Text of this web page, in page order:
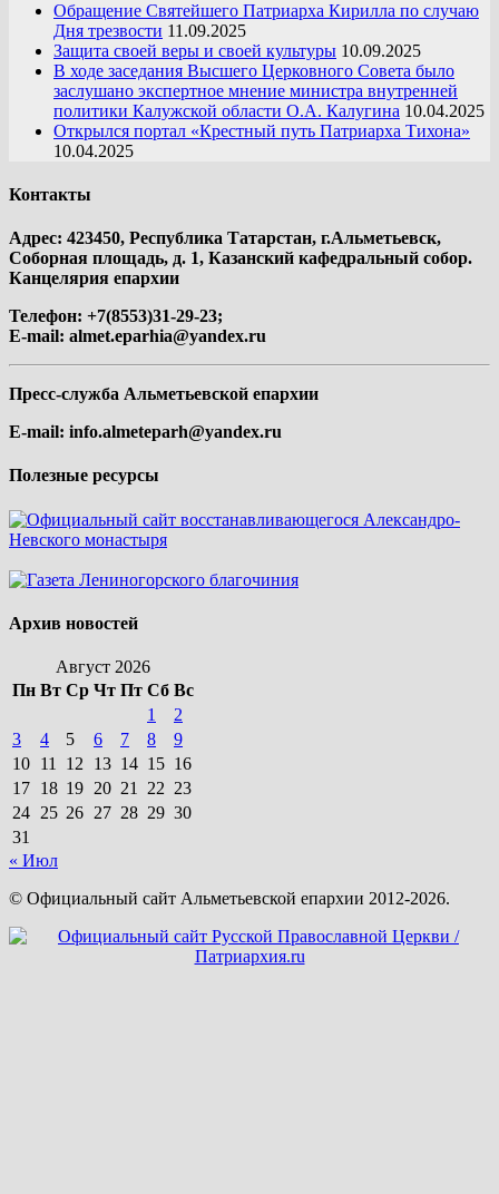
Обращение Святейшего Патриарха Кирилла по случаю
Дня трезвости 11.09.2025
Защита своей веры и своей культуры 10.09.2025
В ходе заседания Высшего Церковного Совета было
заслушано экспертное мнение министра внутренней
политики Калужской области О.А. Калугина 10.04.2025
Открылся портал «Крестный путь Патриарха Тихона»
10.04.2025
Контакты
Адрес: 423450, Республика Татарстан, г.Альметьевск,
Соборная площадь, д. 1, Казанский кафедральный собор.
Канцелярия епархии
Телефон: +7(8553)31-29-23;
E-mail: almet.eparhia@yandex.ru
Пресс-служба Альметьевской епархии
E-mail: info.almeteparh@yandex.ru
Полезные ресурсы
Архив новостей
Август 2026
Пн Вт Ср Чт Пт Сб Вс
1
2
3
4 5 6 7 8
9
10 11 12 13 14 15 16
17 18 19 20 21 22 23
24 25 26 27 28 29 30
31
« Июл
© Официальный сайт Альметьевской епархии 2012-2026.